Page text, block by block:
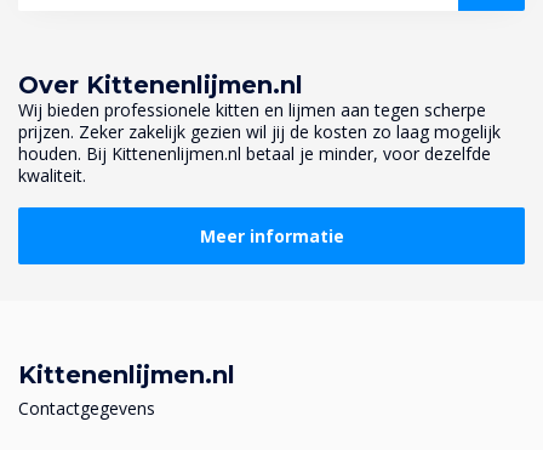
Over Kittenenlijmen.nl
Wij bieden professionele kitten en lijmen aan tegen scherpe
prijzen. Zeker zakelijk gezien wil jij de kosten zo laag mogelijk
houden. Bij Kittenenlijmen.nl betaal je minder, voor dezelfde
kwaliteit.
Meer informatie
Kittenenlijmen.nl
Contactgegevens